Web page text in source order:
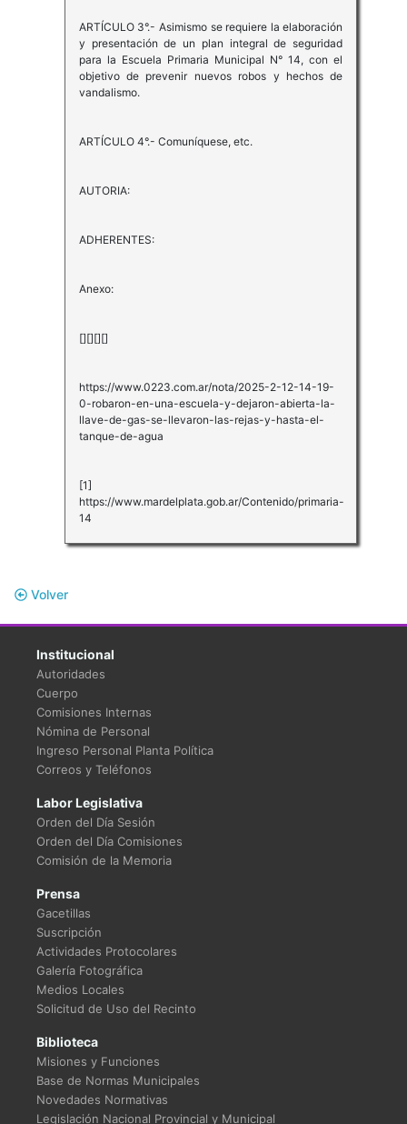
ARTÍCULO 3°.- Asimismo se requiere la elaboración
y presentación de un plan integral de seguridad
para la Escuela Primaria Municipal N° 14, con el
objetivo de prevenir nuevos robos y hechos de
vandalismo.
ARTÍCULO 4°.- Comuníquese, etc.
AUTORIA:
ADHERENTES:
Anexo:
[][][][]
https://www.0223.com.ar/nota/2025-2-12-14-19-
0-robaron-en-una-escuela-y-dejaron-abierta-la-
llave-de-gas-se-llevaron-las-rejas-y-hasta-el-
tanque-de-agua
[1]
https://www.mardelplata.gob.ar/Contenido/primaria-
14
Volver
Institucional
Autoridades
Cuerpo
Comisiones Internas
Nómina de Personal
Ingreso Personal Planta Política
Correos y Teléfonos
Labor Legislativa
Orden del Día Sesión
Orden del Día Comisiones
Comisión de la Memoria
Prensa
Gacetillas
Suscripción
Actividades Protocolares
Galería Fotográfica
Medios Locales
Solicitud de Uso del Recinto
Biblioteca
Misiones y Funciones
Base de Normas Municipales
Novedades Normativas
Legislación Nacional Provincial y Municipal